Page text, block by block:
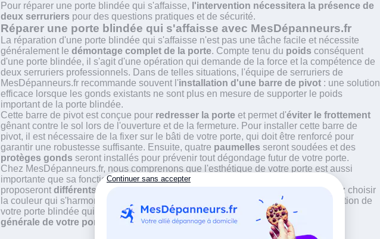
Pour réparer une porte blindée qui s'affaisse, l'intervention nécessitera la présence de
deux serruriers pour des questions pratiques et de sécurité.
Réparer une porte blindée qui s'affaisse avec MesDépanneurs.fr
La réparation d'une porte blindée qui s'affaisse n'est pas une tâche facile et nécessite
généralement le démontage complet de la porte. Compte tenu du poids conséquent
d'une porte blindée, il s'agit d'une opération qui demande de la force et la compétence de
deux serruriers professionnels. Dans de telles situations, l'équipe de serruriers de
MesDépanneurs.fr recommande souvent l'installation d'une barre de pivot : une solution
efficace lorsque les gonds existants ne sont plus en mesure de supporter le poids
important de la porte blindée.
Cette barre de pivot est conçue pour redresser la porte et permet d'éviter le frottement
gênant contre le sol lors de l'ouverture et de la fermeture. Pour installer cette barre de
pivot, il est nécessaire de la fixer sur le bâti de votre porte, qui doit être renforcé pour
garantir une robustesse suffisante. Ensuite, quatre paumelles seront soudées et des
protèges gonds seront installés pour prévenir tout dégondage futur de votre porte.
Chez MesDépanneurs.fr, nous comprenons que l'esthétique de votre porte est aussi
importante que sa fonctionnalité. C'est pour cette raison que nos serruriers vous
proposeront différents coloris
pour la barre de pivot. De cette façon, vous pouvez choisir
la couleur qui s'harmonise le mieux avec l'ensemble de votre logement. La réparation de
votre porte blindée qui s'affaisse n'aura doncaucune incidence sur l'apparence
générale de votre porte et de votre domicile.